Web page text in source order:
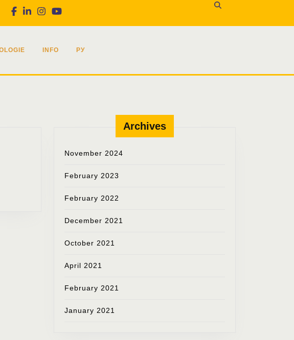
Facebook
Linkedin
Instagram
Youtube
INFO РУ
Archives
November 2024
February 2023
February 2022
December 2021
October 2021
April 2021
February 2021
January 2021